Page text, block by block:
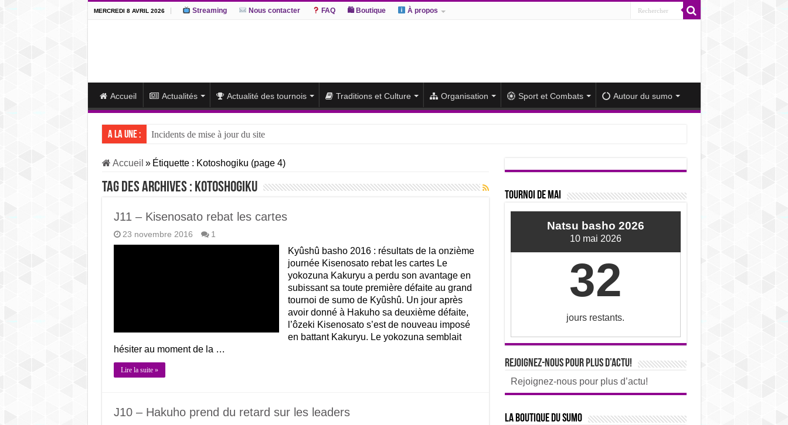
MERCREDI 8 AVRIL 2026 Streaming Nous contacter FAQ 🛍 Boutique À propos
Accueil Actualités Actualité des tournois Traditions et Culture Organisation Sport et Combats Autour du sumo
A la une :
Incidents de mise à jour du site
J13 – Aonishiki conserve la tête du classement et poursuit sa série de victoires face à un Hoshoryu diminué
J12 – Aonishiki prend la tête du classement après les défaites d’Abi et d’Atamifuji
Accueil » Étiquette : Kotoshogiku (page 4)
Tag des archives : Kotoshogiku
J11 – Kisenosato rebat les cartes
23 novembre 2016 1
Kyûshû basho 2016 : résultats de la onzième
journée Kisenosato rebat les cartes Le
yokozuna Kakuryu a perdu son avantage en
subissant sa toute première défaite au grand
tournoi de sumo de Kyûshû. Un jour après
avoir donné à Hakuho sa deuxième défaite,
l’ôzeki Kisenosato s’est de nouveau imposé
en battant Kakuryu. Le yokozuna semblait
hésiter au moment de la …
Lire la suite »
J10 – Hakuho prend du retard sur les leaders
Tournoi de mai
Natsu basho 2026
10 mai 2026
32
jours restants.
Rejoignez-nous pour plus d’actu!
Rejoignez-nous pour plus d’actu!
La boutique du sumo